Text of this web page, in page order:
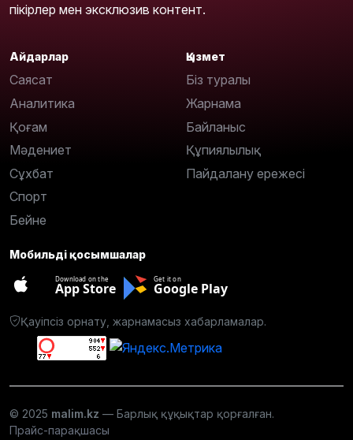
пікірлер мен эксклюзив контент.
Айдарлар
Саясат
Аналитика
Қоғам
Мәдениет
Сұхбат
Спорт
Бейне
Қызмет
Біз туралы
Жарнама
Байланыс
Құпиялылық
Пайдалану ережесі
Мобильді қосымшалар
Download on the
App Store
Get it on
Google Play
Қауіпсіз орнату, жарнамасыз хабарламалар.
© 2025 malim.kz — Барлық құқықтар қорғалған.
Прайс-парақшасы